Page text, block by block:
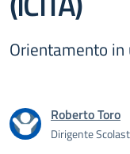
Orientamento in
Roberto Toro
Dirigente